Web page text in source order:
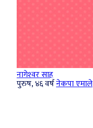
नागेश्‍वर साह
पुरुष, ४६ वर्षनेकपा एमाले